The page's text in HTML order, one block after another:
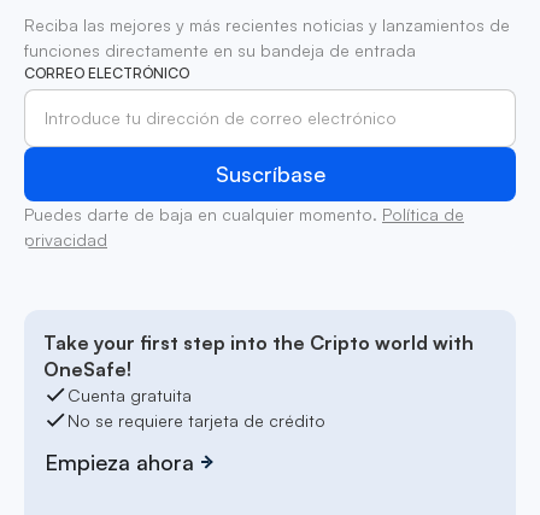
Reciba las mejores y más recientes noticias y lanzamientos de
funciones directamente en su bandeja de entrada
CORREO ELECTRÓNICO
Puedes darte de baja en cualquier momento. Política de
privacidad
Take your first step into the Cripto world with
OneSafe!
Cuenta gratuita
No se requiere tarjeta de crédito
Empieza ahora